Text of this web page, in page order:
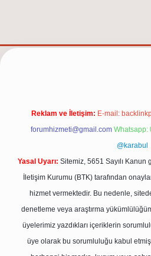
Reklam ve İletişim: E-mail:
forumhizmeti@gmail.com Whatsapp:
@karabul
Yasal Uyarı: Sitemiz, 5651 Sayılı
İletişim Kurumu (BTK) tarafından
hizmet vermektedir. Bu nedenle,
denetleme veya araştırma
üyelerimiz yazdıkları içeriklerin
üye olarak bu sorumluluğu kabul etmiş